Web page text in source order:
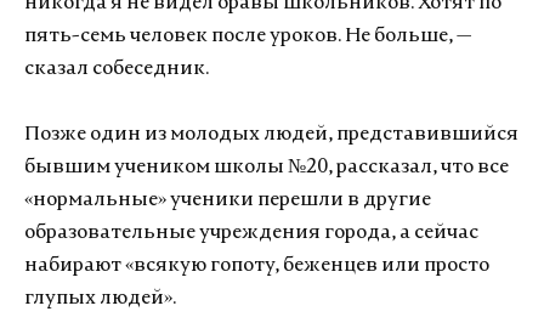
пять-семь человек после уроков. Не больше, —
сказал собеседник.
Позже один из молодых людей, представившийся
бывшим учеником школы №20, рассказал, что все
«нормальные» ученики перешли в другие
образовательные учреждения города, а сейчас
набирают «всякую гопоту, беженцев или просто
глупых людей».